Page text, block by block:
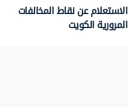
الاستعلام عن نقاط المخالفات
المرورية الكويت